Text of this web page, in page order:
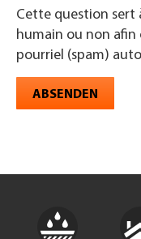
Cette question sert
humain ou non afin
pourriel (spam)
ABSENDEN